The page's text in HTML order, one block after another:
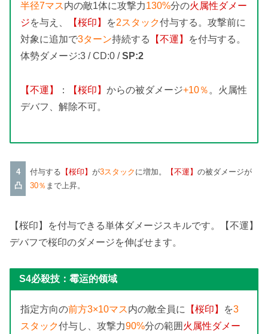
半径7マス内の敵1体に攻撃力130%分の火属性ダメー
ジを与え、 【桜印】 を2スタック付与する。攻撃前に
対象に追加で3ターン持続する 【不運】
を付与する。
体勢ダメージ:3 / CD:0 /SP:2
【不運】 ： 【桜印】 からの被ダメージ+10％ 。火属性
デバフ、解除不可。
4
凸
付与する 【桜印】が3スタック に増加。 【不運】の被ダメージが
30％ まで上昇。
【桜印】を付与できる単体ダメージスキルです。【不運】
デバフで桜印のダメージを伸ばせます。
S4必殺技： 霉运的领域
指定方向の前方3×10マス内の敵全員に 【桜印】 を3
スタック付与し、攻撃力90%分の範囲 火属性ダメー